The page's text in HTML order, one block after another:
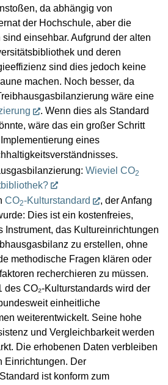
da abhängig von
der Hochschule, aber die
einsehbar. Aufgrund der alten
und deren
sind dies jedoch keine
machen. Noch besser, da
wäre eine
. Wenn dies als Standard
wäre das ein großer Schritt
eines
Wieviel CO2
CO2-Kulturstandard
, der Anfang
Dies ist ein kostenfreies,
Instrument, das Kultureinrichtungen
zu erstellen, ohne
methodische Fragen klären oder
recherchieren zu müssen.
des CO₂-Kulturstandards wird der
einheitliche
weiterentwickelt. Seine hohe
und Vergleichbarkeit werden
Die erhobenen Daten verbleiben
Einrichtungen. Der
ist konform zum